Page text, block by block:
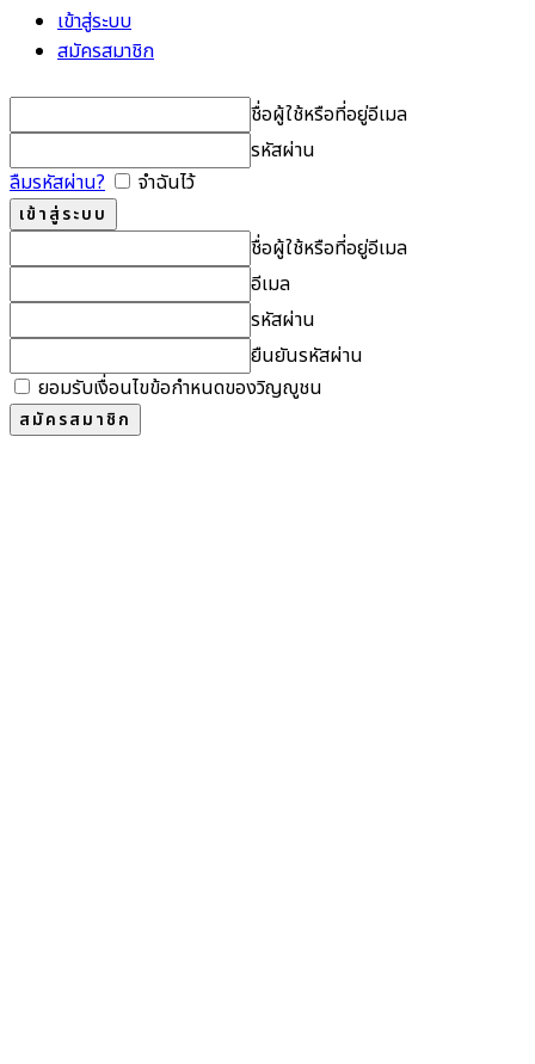
เข้าสู่ระบบ
สมัครสมาชิก
ชื่อผู้ใช้หรือที่อยู่อีเมล
รหัสผ่าน
ลืมรหัสผ่าน?
จำฉันไว้
ชื่อผู้ใช้หรือที่อยู่อีเมล
อีเมล
รหัสผ่าน
ยืนยันรหัสผ่าน
ยอมรับเงื่อนไขข้อกำหนดของวิญญูชน